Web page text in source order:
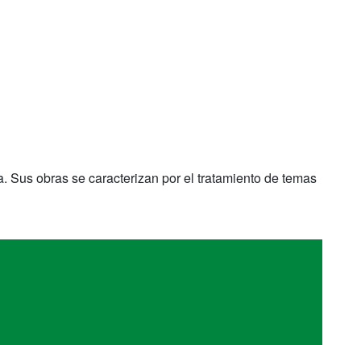
obras se caracterizan por el tratamiento de temas